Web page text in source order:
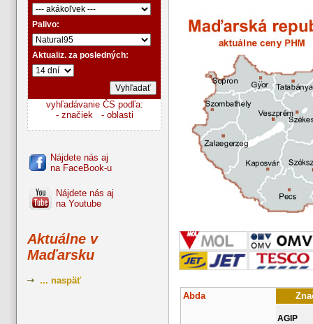
Palivo:
Aktualiz. za posledných:
vyhľadávanie ČS podľa:
- značiek
- oblasti
Nájdete nás aj
na FaceBook-u
Nájdete nás aj
na Youtube
Aktuálne v
Maďarsku
... naspäť
Abda
AGIP